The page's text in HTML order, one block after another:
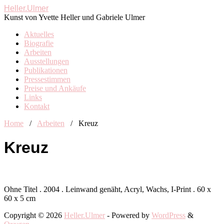
Heller.Ulmer
Kunst von Yvette Heller und Gabriele Ulmer
Aktuelles
Biografie
Arbeiten
Ausstellungen
Publikationen
Pressestimmen
Preise und Ankäufe
Links
Kontakt
Home
/ Arbeiten / Kreuz
Kreuz
Ohne Titel . 2004 . Leinwand genäht, Acryl, Wachs, I-Print . 60 x
60 x 5 cm
Copyright © 2026 Heller.Ulmer - Powered by WordPress &